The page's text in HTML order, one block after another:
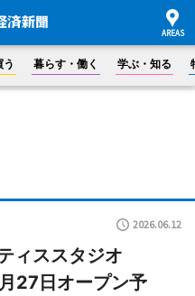
う 暮らす・働く 学ぶ・知る
2026.06.12
ィススタジオ
27日オープン予